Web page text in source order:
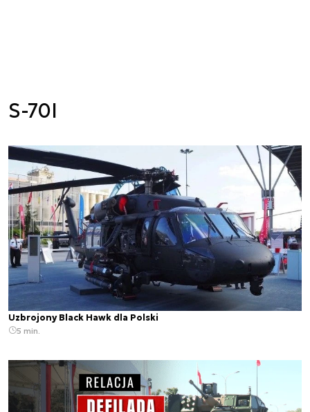
S-70I
Uzbrojony Black Hawk dla Polski
5 min.